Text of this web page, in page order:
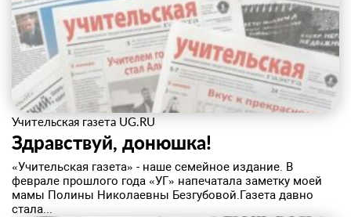
Учительская газета UG.RU
Здравствуй, донюшка!
«Учительская газета» - наше семейное издание. В
феврале прошлого года «УГ» напечатала заметку моей
мамы Полины Николаевны Безгубовой.Газета давно
стала...